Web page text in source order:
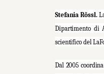
Stefania Rössl.
Dipartimento di
scientifico del
Dal 2005